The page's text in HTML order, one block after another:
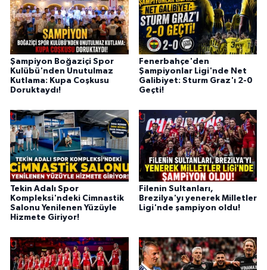
Şampiyon Boğaziçi Spor
Kulübü'nden Unutulmaz
Kutlama: Kupa Coşkusu
Doruktaydı!
Fenerbahçe'den
Şampiyonlar Ligi'nde Net
Galibiyet: Sturm Graz'ı 2-0
Geçti!
Tekin Adalı Spor
Kompleksi'ndeki Cimnastik
Salonu Yenilenen Yüzüyle
Hizmete Giriyor!
Filenin Sultanları,
Brezilya'yı yenerek Milletler
Ligi'nde şampiyon oldu!